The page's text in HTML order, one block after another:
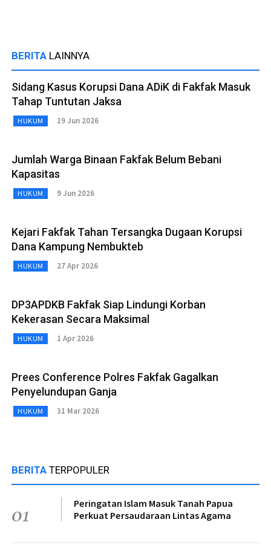
BERITA LAINNYA
Sidang Kasus Korupsi Dana ADiK di Fakfak Masuk
Tahap Tuntutan Jaksa
HUKUM 19 Jun 2026
Jumlah Warga Binaan Fakfak Belum Bebani
Kapasitas
HUKUM 9 Jun 2026
Kejari Fakfak Tahan Tersangka Dugaan Korupsi
Dana Kampung Nembukteb
HUKUM 27 Apr 2026
DP3APDKB Fakfak Siap Lindungi Korban
Kekerasan Secara Maksimal
HUKUM 1 Apr 2026
Prees Conference Polres Fakfak Gagalkan
Penyelundupan Ganja
HUKUM 31 Mar 2026
BERITA TERPOPULER
01
Peringatan Islam Masuk Tanah Papua
Perkuat Persaudaraan Lintas Agama